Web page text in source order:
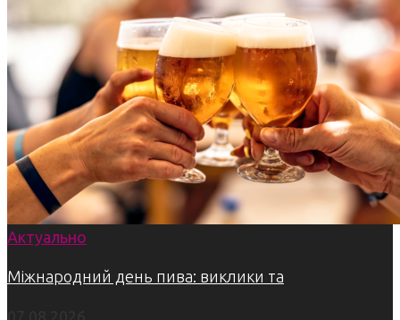
Актуально
Міжнародний день пива: виклики та